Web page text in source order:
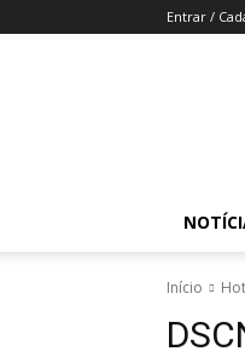
Entrar /
Início